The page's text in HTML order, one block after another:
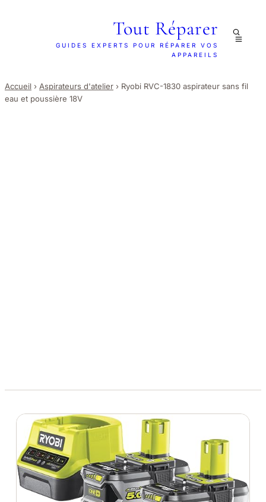
Tout Réparer
GUIDES EXPERTS POUR RÉPARER VOS
APPAREILS
Accueil › Aspirateurs d'atelier › Ryobi RVC-1830 aspirateur sans fil
eau et poussière 18V